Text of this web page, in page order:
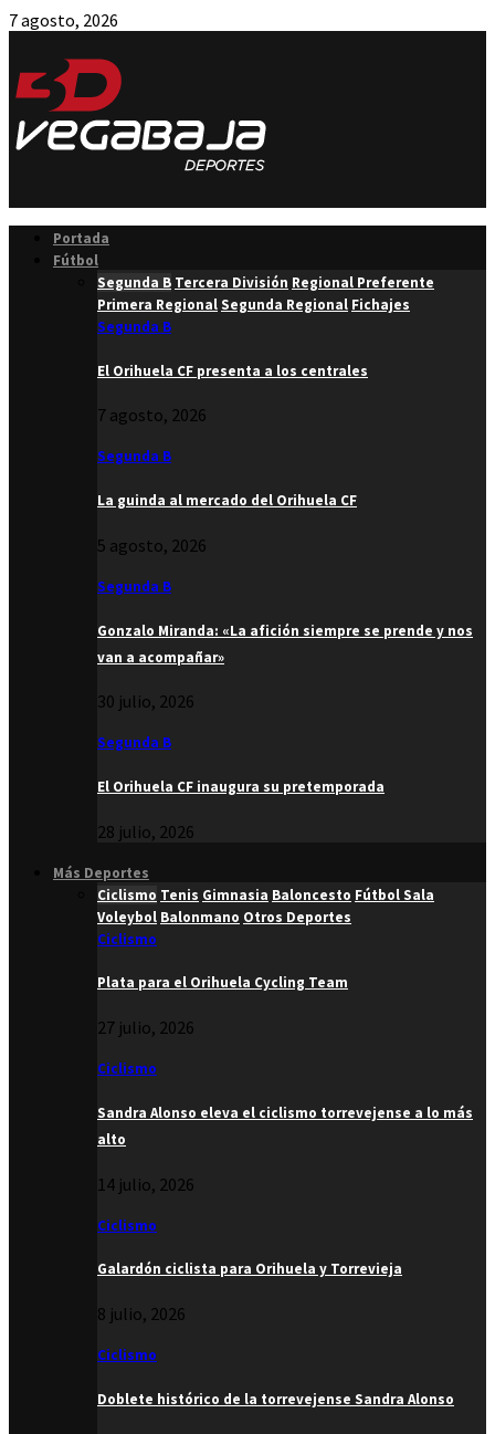
7 agosto, 2026
Portada
Fútbol
Segunda B Tercera División Regional Preferente
Primera RegionalSegunda Regional Fichajes
Segunda B
El Orihuela CF presenta a los centrales
7 agosto, 2026
Segunda B
La guinda al mercado del Orihuela CF
5 agosto, 2026
Segunda B
Gonzalo Miranda: «La afición siempre se prende y nos
van a acompañar»
30 julio, 2026
Segunda B
El Orihuela CF inaugura su pretemporada
28 julio, 2026
Más Deportes
Ciclismo Tenis Gimnasia Baloncesto Fútbol Sala
Voleybol Balonmano Otros Deportes
Ciclismo
Plata para el Orihuela Cycling Team
27 julio, 2026
Ciclismo
Sandra Alonso eleva el ciclismo torrevejense a lo más
alto
14 julio, 2026
Ciclismo
Galardón ciclista para Orihuela y Torrevieja
8 julio, 2026
Ciclismo
Doblete histórico de la torrevejense Sandra Alonso